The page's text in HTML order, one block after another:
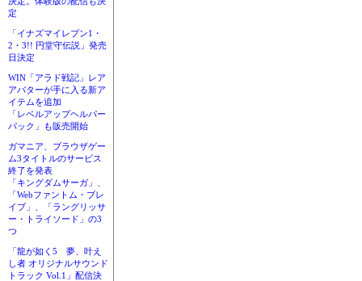
定
「イナズマイレブン1・
2・3!! 円堂守伝説」発売
日決定
WIN「アラド戦記」レア
アバターが手に入る新ア
イテムを追加
「レベルアップヘルパー
パック」も販売開始
ガマニア、ブラウザゲー
ム3タイトルのサービス
終了を発表
「キングダムサーガ」、
「Webファントム・ブレ
イブ」、「ラングリッサ
ー・トライソード」の3
つ
「龍が如く5 夢、叶え
し者 オリジナルサウンド
トラック Vol.1」配信決